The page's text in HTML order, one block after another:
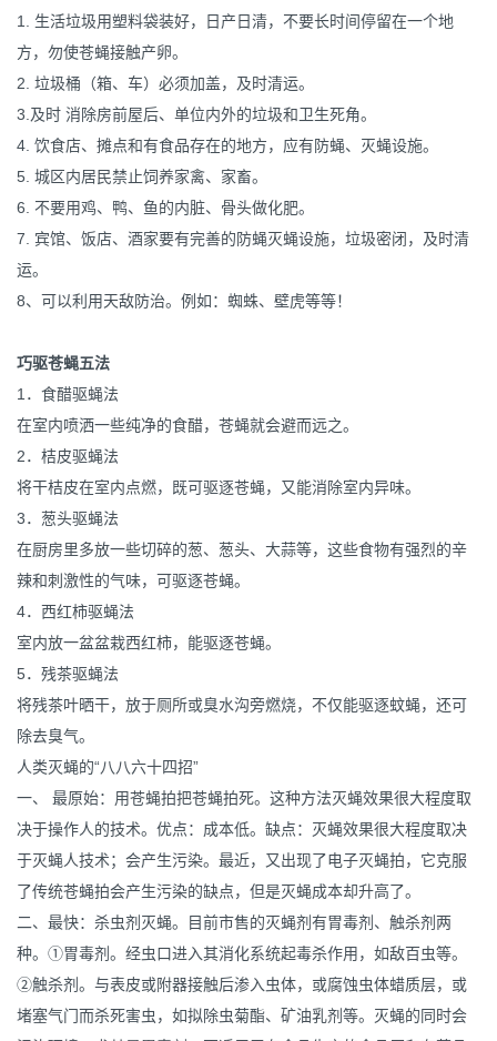
1. 生活垃圾用塑料袋装好，日产日清，不要长时间停留在一个地
方，勿使苍蝇接触产卵。
2. 垃圾桶（箱、车）必须加盖，及时清运。
3.及时 消除房前屋后、单位内外的垃圾和卫生死角。
4. 饮食店、摊点和有食品存在的地方，应有防蝇、灭蝇设施。
5. 城区内居民禁止饲养家禽、家畜。
6. 不要用鸡、鸭、鱼的内脏、骨头做化肥。
7. 宾馆、饭店、酒家要有完善的防蝇灭蝇设施，垃圾密闭，及时清
运。
8、可以利用天敌防治。例如：蜘蛛、壁虎等等！
巧驱苍蝇五法
1．食醋驱蝇法
在室内喷洒一些纯净的食醋，苍蝇就会避而远之。
2．桔皮驱蝇法
将干桔皮在室内点燃，既可驱逐苍蝇，又能消除室内异味。
3．葱头驱蝇法
在厨房里多放一些切碎的葱、葱头、大蒜等，这些食物有强烈的辛
辣和刺激性的气味，可驱逐苍蝇。
4．西红柿驱蝇法
室内放一盆盆栽西红柿，能驱逐苍蝇。
5．残茶驱蝇法
将残茶叶晒干，放于厕所或臭水沟旁燃烧，不仅能驱逐蚊蝇，还可
除去臭气。
人类灭蝇的“八八六十四招”
一、 最原始：用苍蝇拍把苍蝇拍死。这种方法灭蝇效果很大程度取
决于操作人的技术。优点：成本低。缺点：灭蝇效果很大程度取决
于灭蝇人技术；会产生污染。最近，又出现了电子灭蝇拍，它克服
了传统苍蝇拍会产生污染的缺点，但是灭蝇成本却升高了。
二、最快：杀虫剂灭蝇。目前市售的灭蝇剂有胃毒剂、触杀剂两
种。①胃毒剂。经虫口进入其消化系统起毒杀作用，如敌百虫等。
②触杀剂。与表皮或附器接触后渗入虫体，或腐蚀虫体蜡质层，或
堵塞气门而杀死害虫，如拟除虫菊酯、矿油乳剂等。灭蝇的同时会